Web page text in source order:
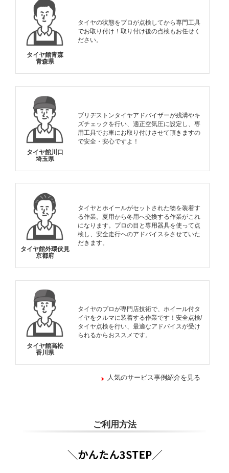
タイヤ館青森
青森県
タイヤの状態をプロが点検してから専門工具
でお取り付け！取り付け後の点検もお任せく
ださい。
タイヤ館川口
埼玉県
ブリヂストンタイヤアドバイザーが残溝やキ
ズチェックを行い、適正空気圧に設定し、専
用工具でお車にお取り付けさせて頂きますの
で安全・安心ですよ！
タイヤ館外環伏見
京都府
タイヤとホイールがセットされた物を装着す
る作業。夏用から冬用へ交換する作業がこれ
になります。プロの目と専用器具を使って点
検し、安全走行へのアドバイスをさせていた
だきます。
タイヤ館高松
香川県
タイヤのプロが専門店技術で、ホイール付タ
イヤをクルマに装着する作業です！安全点検/
タイヤ点検を行い、最適なアドバイスが受け
られるからおススメです。
人気のサービス事例紹介を見る
ご利用方法